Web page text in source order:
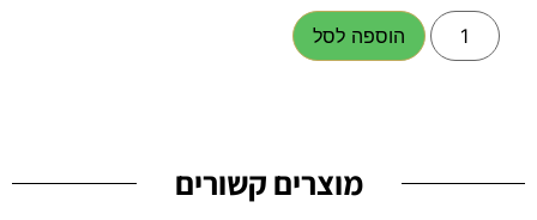
הוספה לסל
מוצרים קשורים